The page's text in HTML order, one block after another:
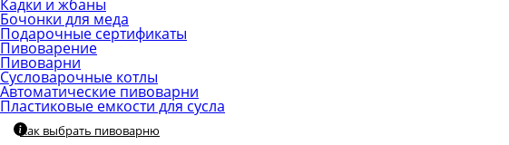
Кадки и жбаны
Бочонки для меда
Подарочные сертификаты
Пивоварение
Пивоварни
Сусловарочные котлы
Автоматические пивоварни
Пластиковые емкости для сусла
Как выбрать пивоварню